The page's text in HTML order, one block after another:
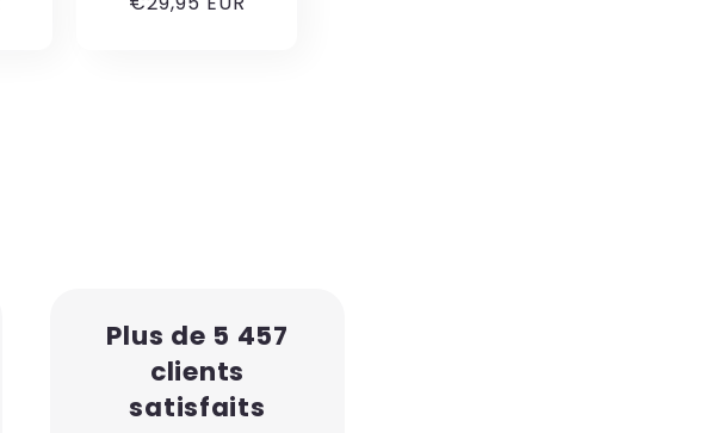
Plus de 5 457
clients
satisfaits